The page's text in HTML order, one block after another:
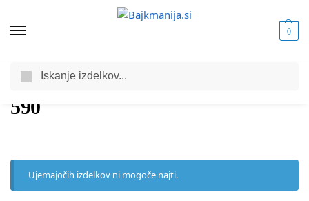
0
/ Trgovina / Izdelki označeni z “590”
590
Ujemajočih izdelkov ni mogoče najti.